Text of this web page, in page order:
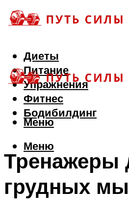
Диеты
Питание
Упражнения
Фитнес
Бодибилдинг
Меню
Меню
Тренажеры
грудных